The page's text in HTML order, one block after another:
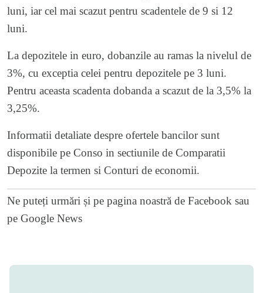
luni, iar cel mai scazut pentru scadentele de 9 si 12
luni.
La depozitele in euro, dobanzile au ramas la nivelul de
3%, cu exceptia celei pentru depozitele pe 3 luni.
Pentru aceasta scadenta dobanda a scazut de la 3,5% la
3,25%.
Informatii detaliate despre ofertele bancilor sunt
disponibile pe Conso in sectiunile de Comparatii
Depozite la termen si Conturi de economii.
Ne puteți urmări și pe pagina noastră de Facebook sau
pe Google News